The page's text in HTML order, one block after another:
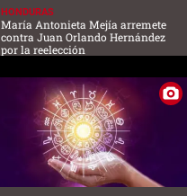
HONDURAS
María Antonieta Mejía arremete
contra Juan Orlando Hernández
por la reelección